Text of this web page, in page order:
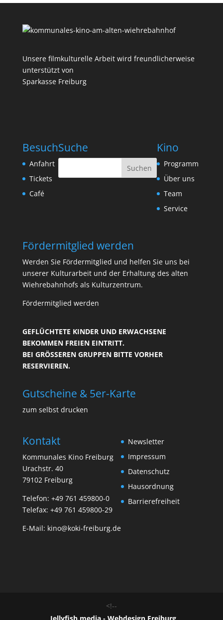
Unsere filmkulturelle Arbeit wird freundlicherweise
unterstützt von
Sparkasse Freiburg
Besuch
Anfahrt
Tickets
Café
Suche Kino
Programm
Über uns
Team
Service
Fördermitglied werden
Werden Sie Fördermitglied und helfen Sie uns bei
unserer Kulturarbeit und der Erhaltung des alten
Wiehrebahnhofs als Kulturzentrum.
Fördermitglied werden
GEFLÜCHTETE KINDER UND ERWACHSENE
BEKOMMEN FREIEN EINTRITT.
BEI GRÖSSEREN GRUPPEN BITTE VORHER R
ESERVIEREN.
Gutscheine & 5er-Karte
zum selbst drucken
Kontakt
Kommunales Kino Freiburg
Urachstr. 40
79102 Freiburg
Telefon: +49 761 459800-0
Telefax: +49 761 459800-29
E-Mail: kino@koki-freiburg.de
Newsletter
Impressum
Datenschutz
Hausordnung
Barrierefreiheit
<!--